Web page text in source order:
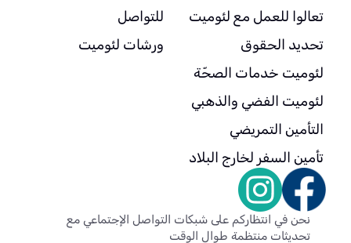
تعالوا للعمل مع لئوميت
تحديد الحقوق
لئوميت خدمات الصحّة
لئوميت الفضي والذهبي
التأمين التمريضي
تأمين السفر لخارج البلاد
للتواصل
ورشات لئوميت
نحن في انتظاركم على شبكات التواصل الإجتماعي مع
تحديثات منتظمة طوال الوقت